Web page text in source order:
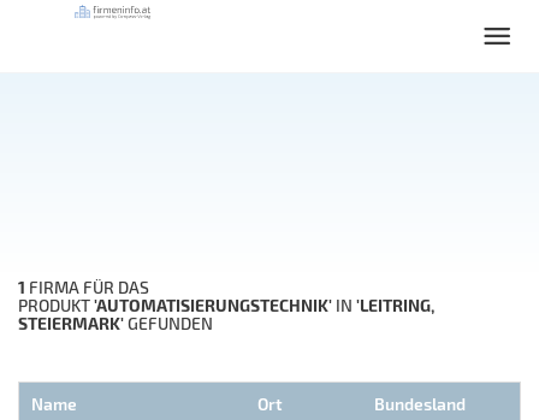
1 FIRMA FÜR DAS
PRODUKT'AUTOMATISIERUNGSTECHNIK' IN 'LEITRING,
STEIERMARK'GEFUNDEN
Name Ort Bundesland